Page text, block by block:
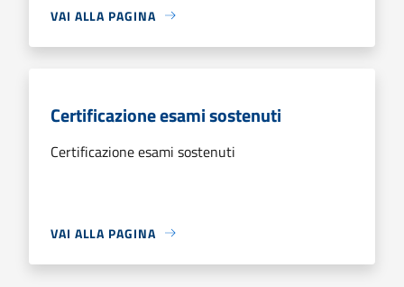
VAI ALLA PAGINA
Certificazione esami sostenuti
Certificazione esami sostenuti
VAI ALLA PAGINA